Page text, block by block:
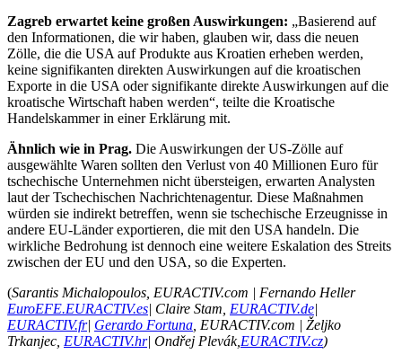
Zagreb erwartet keine großen Auswirkungen: „Basierend auf
den Informationen, die wir haben, glauben wir, dass die neuen
Zölle, die die USA auf Produkte aus Kroatien erheben werden,
keine signifikanten direkten Auswirkungen auf die kroatischen
Exporte in die USA oder signifikante direkte Auswirkungen auf die
kroatische Wirtschaft haben werden“, teilte die Kroatische
Handelskammer in einer Erklärung mit.
Ähnlich wie in Prag. Die Auswirkungen der US-Zölle auf
ausgewählte Waren sollten den Verlust von 40 Millionen Euro für
tschechische Unternehmen nicht übersteigen, erwarten Analysten
laut der Tschechischen Nachrichtenagentur. Diese Maßnahmen
würden sie indirekt betreffen, wenn sie tschechische Erzeugnisse in
andere EU-Länder exportieren, die mit den USA handeln. Die
wirkliche Bedrohung ist dennoch eine weitere Eskalation des Streits
zwischen der EU und den USA, so die Experten.
(Sarantis Michalopoulos, EURACTIV.com | Fernando Heller
EuroEFE.EURACTIV.es| Claire Stam, EURACTIV.de|
EURACTIV.fr| Gerardo Fortuna , EURACTIV.com | Željko
Trkanjec, EURACTIV.hr| Ondřej Plevák, EURACTIV.cz)